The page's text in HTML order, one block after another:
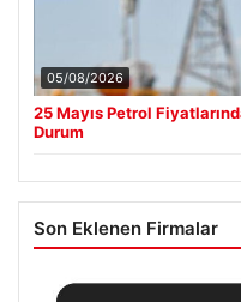
05/08/2026
25 Mayıs Petrol
Durum
Son Eklenen Firmalar